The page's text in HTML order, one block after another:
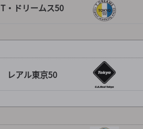
T・ドリームス50
レアル東京50